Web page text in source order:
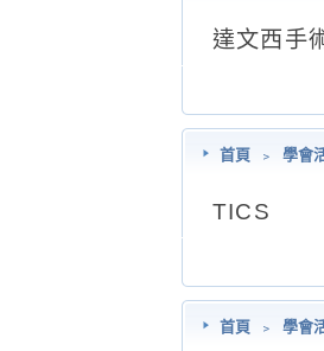
達文西手
首頁 ﹥ 學會
TICS
首頁 ﹥ 學會